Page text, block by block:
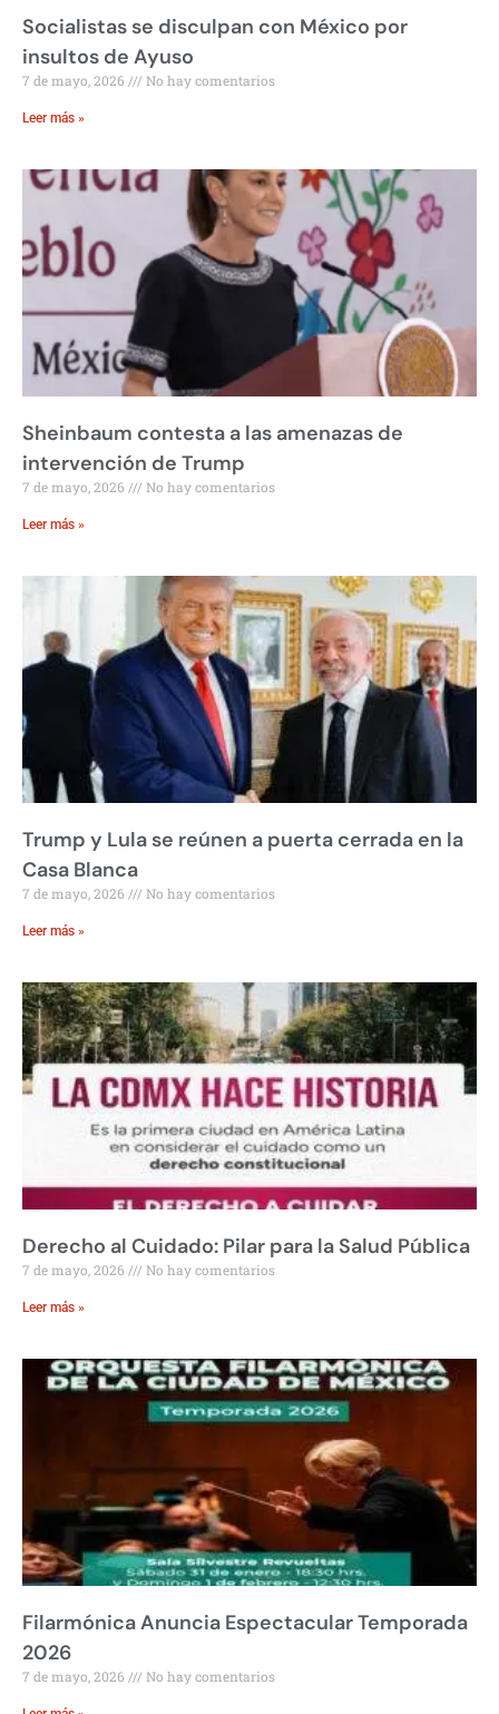
Socialistas se disculpan con México por
insultos de Ayuso
7 de mayo, 2026 No hay comentarios
Leer más »
Sheinbaum contesta a las amenazas de
intervención de Trump
7 de mayo, 2026 No hay comentarios
Leer más »
Trump y Lula se reúnen a puerta cerrada en la
Casa Blanca
7 de mayo, 2026 No hay comentarios
Leer más »
Derecho al Cuidado: Pilar para la Salud Pública
7 de mayo, 2026 No hay comentarios
Leer más »
Filarmónica Anuncia Espectacular Temporada
2026
7 de mayo, 2026 No hay comentarios